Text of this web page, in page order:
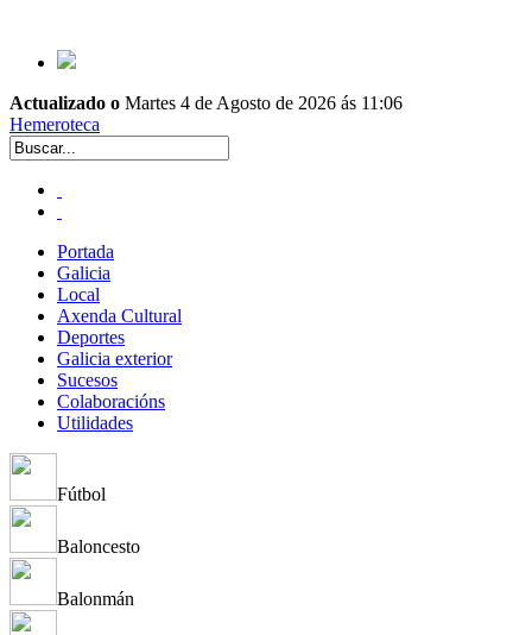
Actualizado o Martes 4 de Agosto de 2026 ás 11:06
Hemeroteca
Portada
Galicia
Local
Axenda Cultural
Deportes
Galicia exterior
Sucesos
Colaboracións
Utilidades
Fútbol
Baloncesto
Balonmán